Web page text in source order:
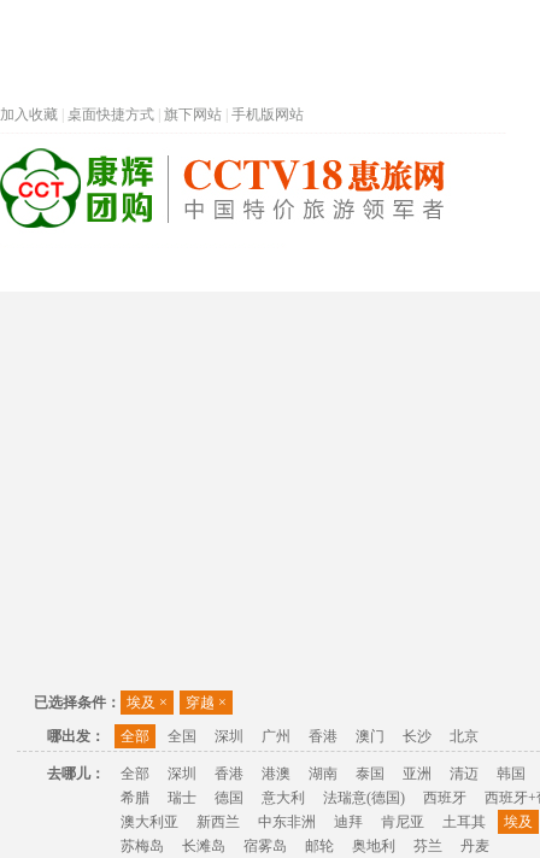
加入收藏 桌面快捷方式 旗下网站 手机版网站
已选择条件： 埃及 × 穿越 ×
哪出发：
全部 全国 深圳 广州 香港 澳门 长沙 北京
去哪儿： 全部 深圳 香港 港澳 湖南 泰国 亚洲 清迈
韩国
希腊
瑞士 德国 意大利 法瑞意(德国) 西班牙
西班牙+
澳大利亚
新西兰 中东非洲 迪拜 肯尼亚 土耳其
埃及
苏梅岛
长滩岛 宿雾岛 邮轮 奥地利 芬兰 丹麦